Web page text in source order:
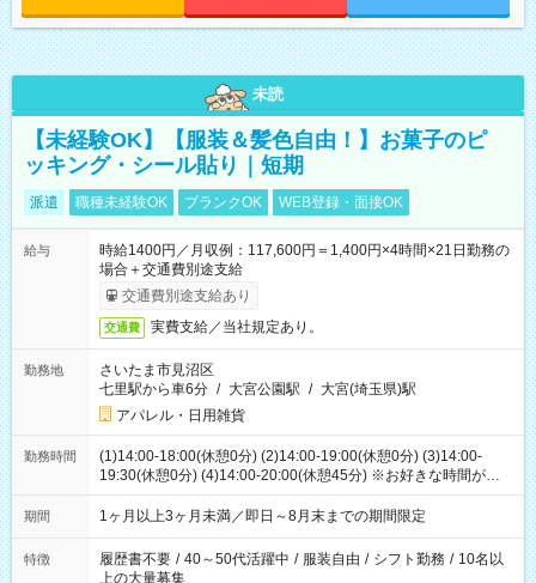
未読
【未経験OK】【服装＆髪色自由！】お菓子のピ
ッキング・シール貼り｜短期
派遣 職種未経験OK ブランクOK WEB登録・面接OK
給与
時給1400円／月収例：117,600円＝1,400円×4時間×21日勤務の
場合＋交通費別途支給
交通費別途支給あり
交通費 実費支給／当社規定あり。
勤務地
さいたま市見沼区
七里駅から車6分 / 大宮公園駅 / 大宮(埼玉県)駅
アパレル・日用雑貨
勤務時間
(1)14:00-18:00(休憩0分) (2)14:00-19:00(休憩0分) (3)14:00-
19:30(休憩0分) (4)14:00-20:00(休憩45分) ※お好きな時間が選べ
ます
期間 1ヶ月以上3ヶ月未満／即日～8月末までの期間限定
特徴 履歴書不要 / 40～50代活躍中 / 服装自由 / シフト勤務 / 10名以
上の大量募集